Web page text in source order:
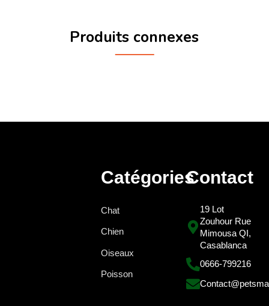
Produits connexes
Catégories
Chat
Chien
Oiseaux
Poisson
Contact
19 Lot
Zouhour Rue
Mimousa QI,
Casablanca
0666-799216